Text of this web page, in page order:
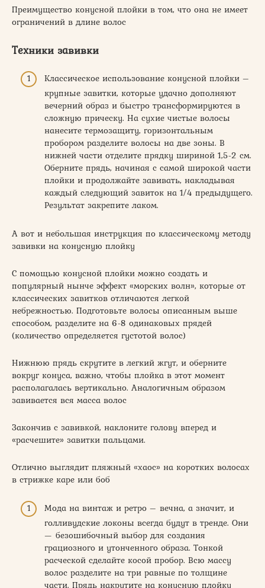
Преимущество конусной плойки в том, что она не имеет
ограничений в длине волос
Техники завивки
Классическое использование конусной плойки –
крупные завитки, которые удачно дополняют
вечерний образ и быстро трансформируются в
сложную прическу. На сухие чистые волосы
нанесите термозащиту, горизонтальным
пробором разделите волосы на две зоны. В
нижней части отделите прядку шириной 1,5-2 см.
Оберните прядь, начиная с самой широкой части
плойки и продолжайте завивать, накладывая
каждый следующий завиток на 1/4 предыдущего.
Результат закрепите лаком.
А вот и небольшая инструкция по классическому методу
завивки на конусную плойку
С помощью конусной плойки можно создать и
популярный нынче эффект «морских волн», которые от
классических завитков отличаются легкой
небрежностью. Подготовьте волосы описанным выше
способом, разделите на 6-8 одинаковых прядей
(количество определяется густотой волос)
Нижнюю прядь скрутите в легкий жгут, и оберните
вокруг конуса, важно, чтобы плойка в этот момент
располагалась вертикально. Аналогичным образом
завивается вся масса волос
Закончив с завивкой, наклоните голову вперед и
«расчешите» завитки пальцами.
Отлично выглядит пляжный «хаос» на коротких волосах
в стрижке каре или боб
Мода на винтаж и ретро – вечна, а значит, и
голливудские локоны всегда будут в тренде. Они
— безошибочный выбор для создания
грациозного и утонченного образа. Тонкой
расческой сделайте косой пробор. Всю массу
волос разделите на три равные по толщине
части. Прядь накрутите на конусную плойку